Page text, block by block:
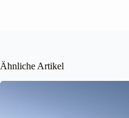
Ähnliche Artikel